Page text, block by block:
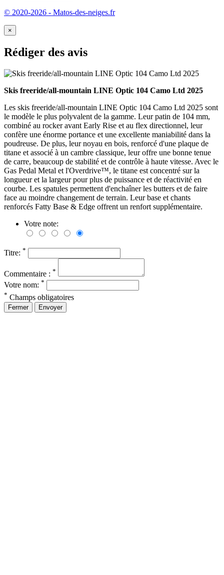
© 2020-2026 - Matos-des-neiges.fr
×
Rédiger des avis
Skis freeride/all-mountain LINE Optic 104 Camo Ltd 2025
Les skis freeride/all-mountain LINE Optic 104 Camo Ltd 2025 sont
le modèle le plus polyvalent de la gamme. Leur patin de 104 mm,
combiné au rocker avant Early Rise et au flex directionnel, leur
confère une énorme portance et une excellente maniabilité dans la
poudreuse. De plus, leur noyau en bois, renforcé d'une plaque de
titane et associé à un cambre classique, leur offre une bonne tenue
de carre, beaucoup de stabilité et de contrôle à haute vitesse. Avec le
Gas Pedal Metal et l'Overdrive™, le titane est concentré sur la
longueur et la largeur pour plus de puissance et de réactivité en
courbe. Les spatules permettent d'enchaîner les butters et de faire
face au moindre changement de terrain. Leur base et chants
renforcés Fatty Base & Edge offrent un renfort supplémentaire.
Votre note:
Titre: *
Commentaire : *
Votre nom: *
* Champs obligatoires
Fermer Envoyer